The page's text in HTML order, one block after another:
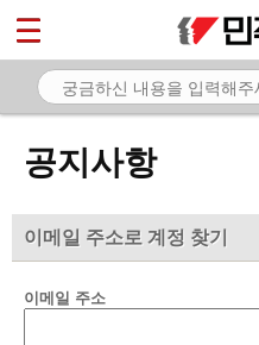
공지사항
이메일 주소로 계정 찾기
이메일 주소
마이페이지
소개
- 공지사항
- 성명·보도